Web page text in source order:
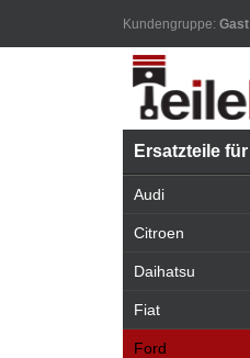
Kundengruppe: Gast
Ersatzteile für
Audi
Citroen
Daihatsu
Fiat
Ford